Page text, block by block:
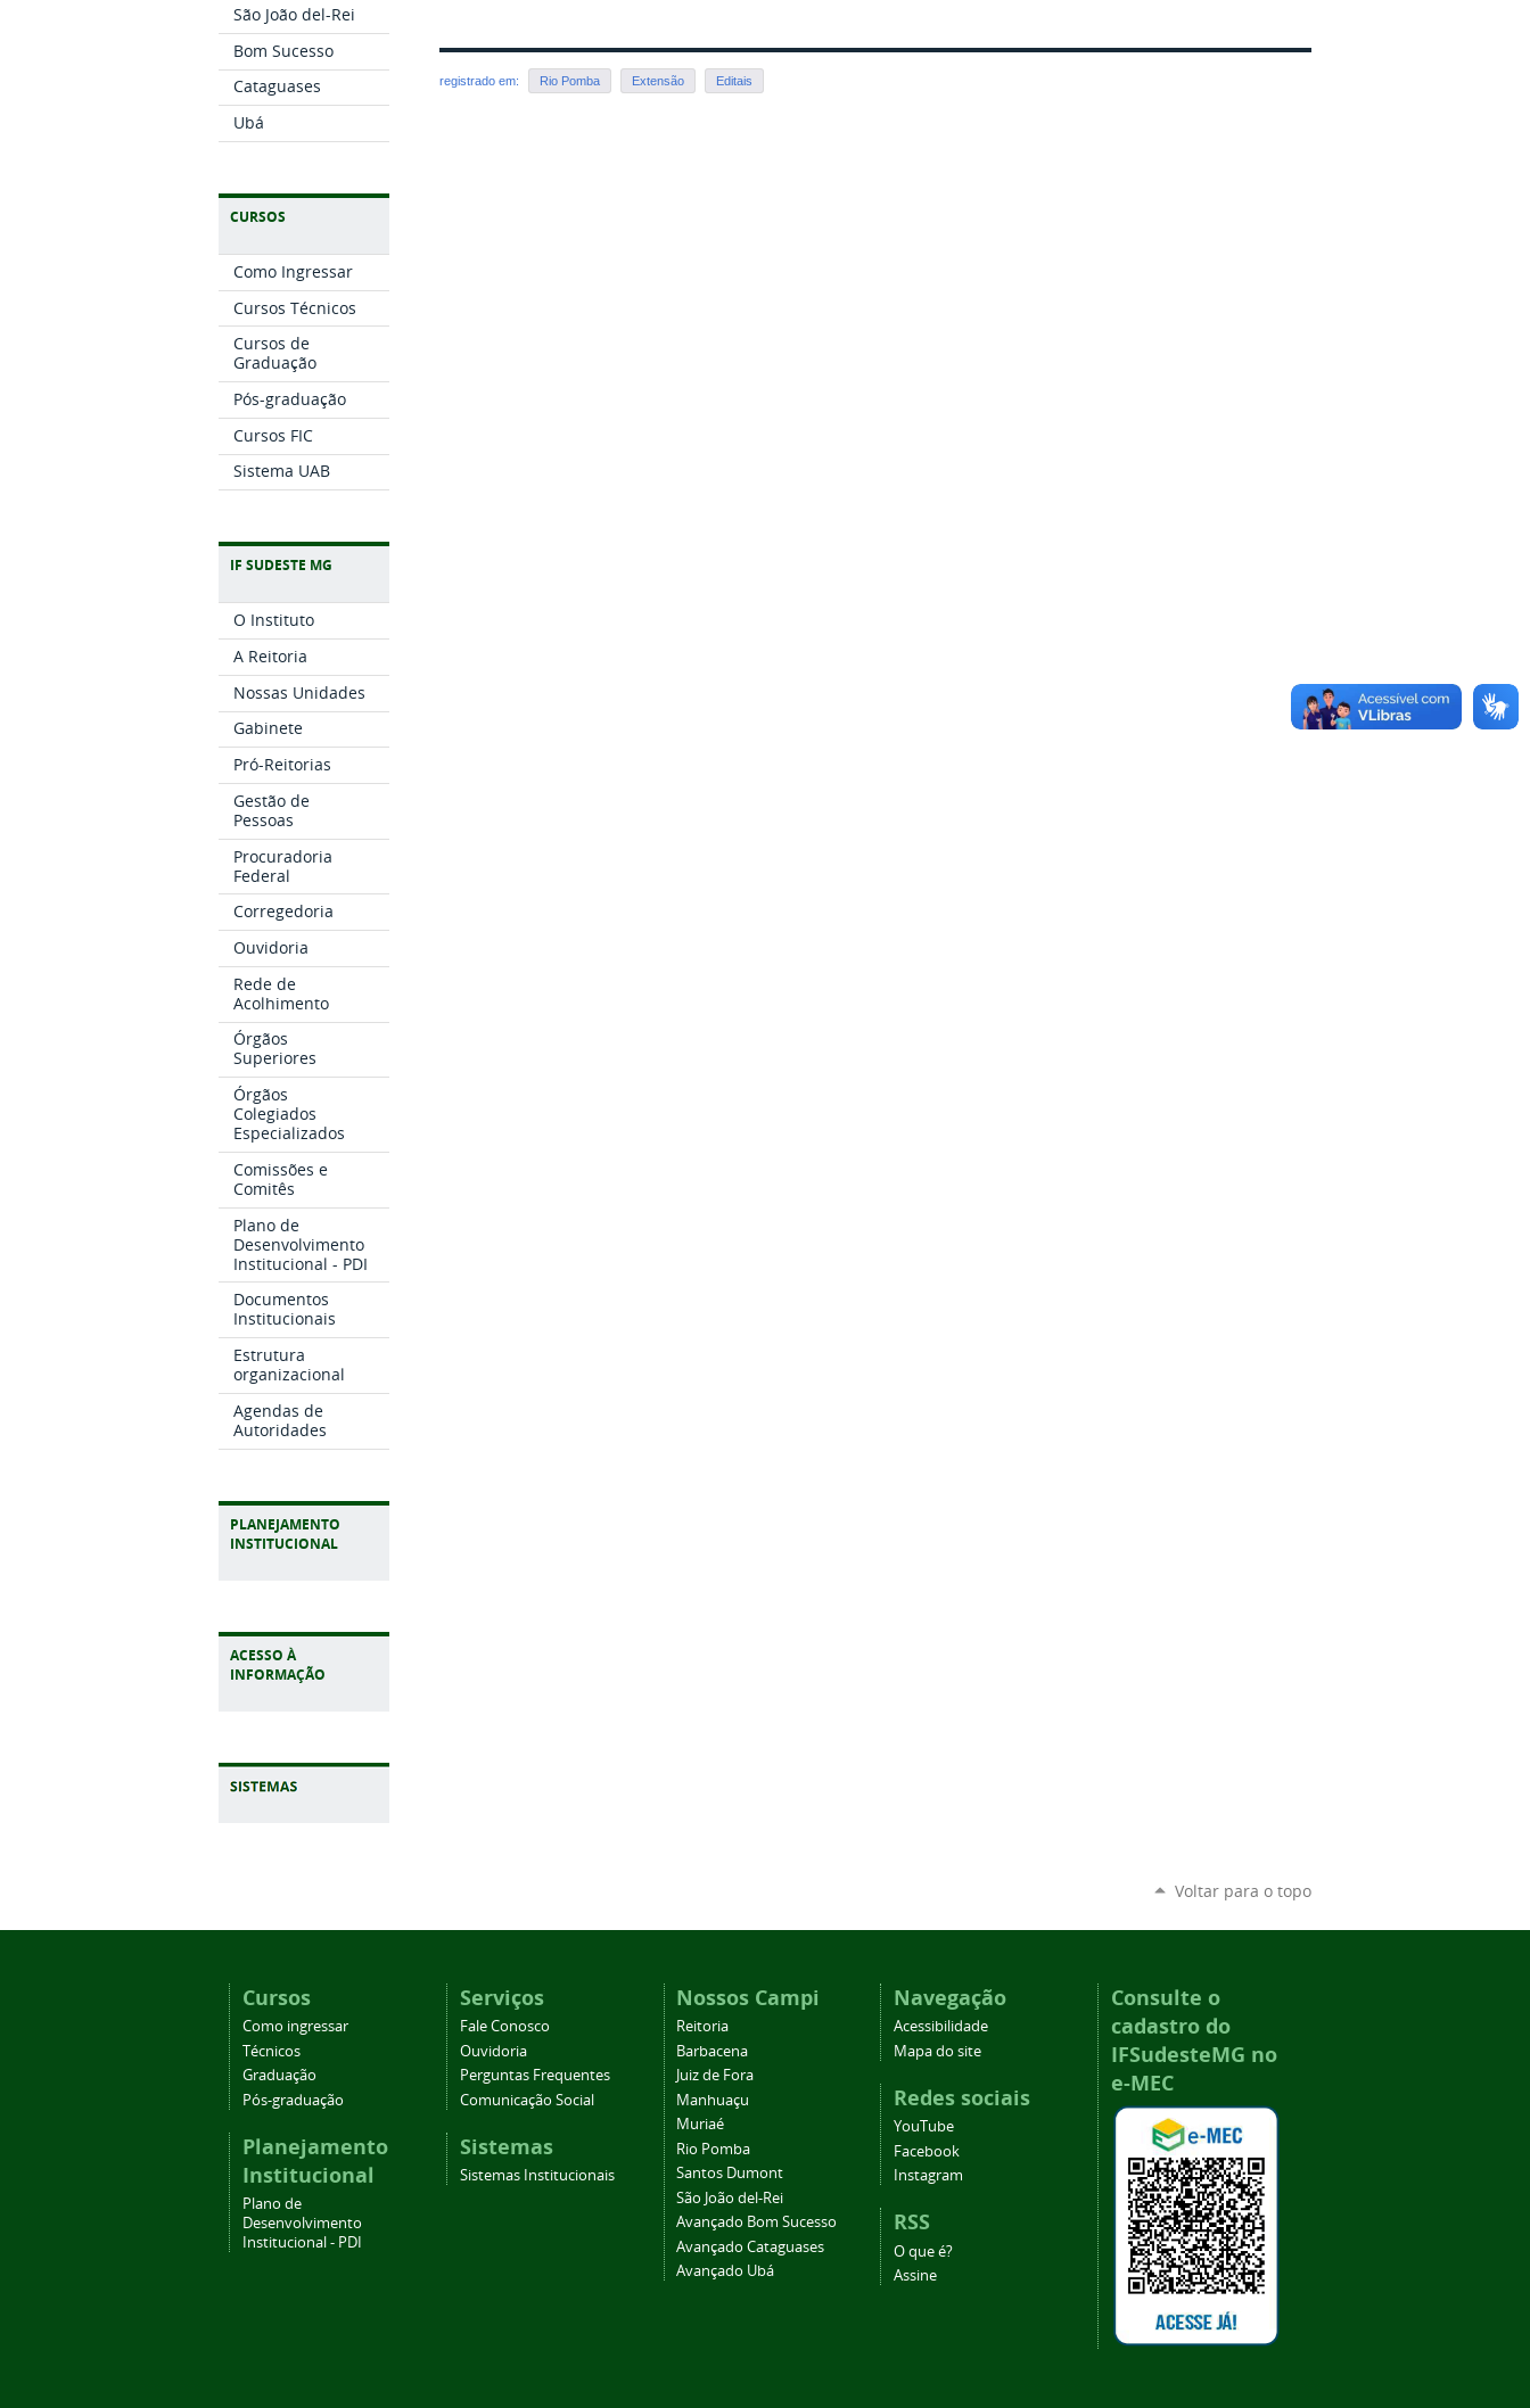
São João del-Rei
Bom Sucesso
Cataguases
Ubá
CURSOS
Como Ingressar
Cursos Técnicos
Cursos de
Graduação
Pós-graduação
Cursos FIC
Sistema UAB
IF SUDESTE MG
O Instituto
A Reitoria
Nossas Unidades
Gabinete
Pró-Reitorias
Gestão de
Pessoas
Procuradoria
Federal
Corregedoria
Ouvidoria
Rede de
Acolhimento
Órgãos
Superiores
Órgãos
Colegiados
Especializados
Comissões e
Comitês
Plano de
Desenvolvimento
Institucional - PDI
Documentos
Institucionais
Estrutura
organizacional
Agendas de
Autoridades
PLANEJAMENTO
INSTITUCIONAL
ACESSO À
INFORMAÇÃO
registrado em: Rio Pomba Extensão Editais
Voltar para o topo
Cursos
Como ingressar
Técnicos
Graduação
Pós-graduação
Planejamento
Institucional
Plano de
Desenvolvimento
Institucional - PDI
Serviços
Fale Conosco
Ouvidoria
Perguntas Frequentes
Comunicação Social
Sistemas
Sistemas Institucionais
Nossos Campi
Reitoria
Barbacena
Juiz de Fora
Manhuaçu
Muriaé
Rio Pomba
Santos Dumont
São João del-Rei
Avançado Bom Sucesso
Avançado Cataguases
Avançado Ubá
Navegação
Acessibilidade
Mapa do site
Redes sociais
YouTube
Facebook
Instagram
RSS
O que é?
Assine
Consulte o
cadastro do
IFSudesteMG no
e-MEC